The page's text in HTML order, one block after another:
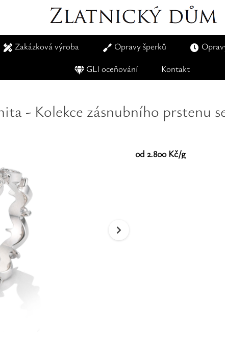
Zakázková výroba Opravy šperků
GLI oceňování
Kontakt
- Kolekce zásnubního prstenu
od 2.800 Kč/g